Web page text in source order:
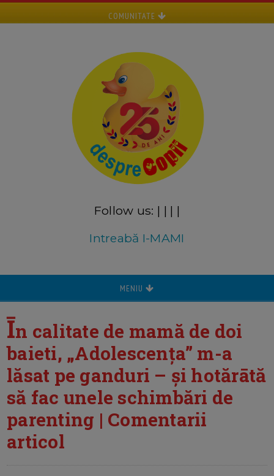
COMUNITATE
Follow us: | | | |
Intreabă I-MAMI
MENIU
Īn calitate de mamă de doi
baieti, „Adolescența” m-a
lăsat pe ganduri – și hotărātă
să fac unele schimbări de
parenting | Comentarii
articol